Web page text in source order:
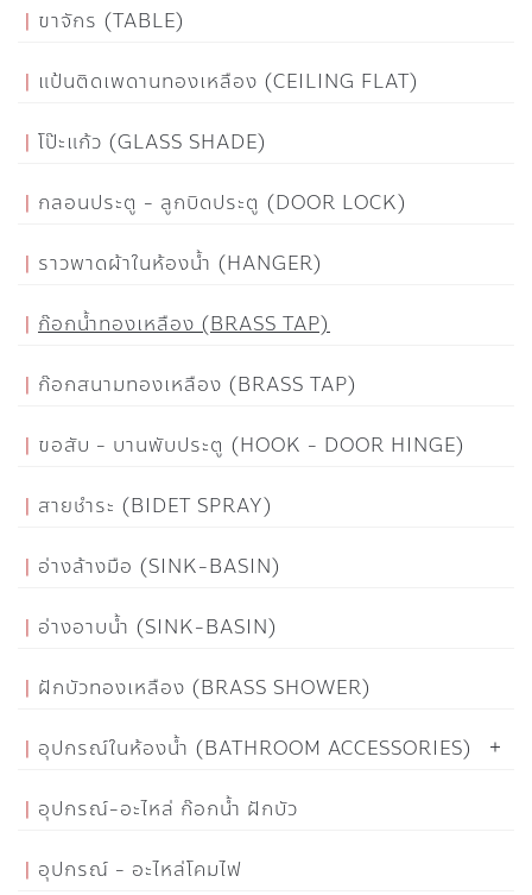
ขาจักร (TABLE)
แป้นติดเพดานทองเหลือง (CEILING FLAT)
โป๊ะแก้ว (GLASS SHADE)
กลอนประตู - ลูกบิดประตู (DOOR LOCK)
ราวพาดผ้าในห้องน้ำ (HANGER)
ก๊อกน้ำทองเหลือง (BRASS TAP)
ก๊อกสนามทองเหลือง (BRASS TAP)
ขอสับ - บานพับประตู (HOOK - DOOR HINGE)
สายชำระ (BIDET SPRAY)
อ่างล้างมือ (SINK-BASIN)
อ่างอาบน้ำ (SINK-BASIN)
ฝักบัวทองเหลือง (BRASS SHOWER)
อุปกรณ์ในห้องน้ำ (BATHROOM ACCESSORIES)
อุปกรณ์-อะไหล่ ก๊อกน้ำ ฝักบัว
อุปกรณ์ - อะไหล่โคมไฟ